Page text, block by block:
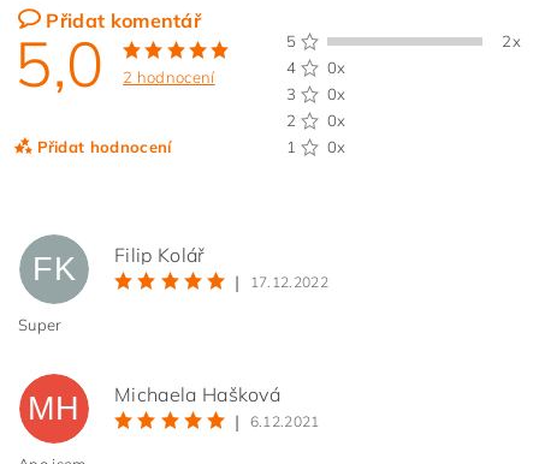
Přidat komentář
5,0 2 hodnocení
Přidat hodnocení
5
2x
4
0x
3
0x
2
0x
1
0x
FK
Filip Kolář
|
17.12.2022
Super
MH
Michaela Hašková
|
6.12.2021